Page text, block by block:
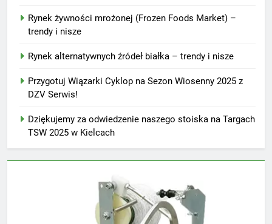
Rynek żywności mrożonej (Frozen Foods Market) –
trendy i nisze
Rynek alternatywnych źródeł białka – trendy i nisze
Przygotuj Wiązarki Cyklop na Sezon Wiosenny 2025 z
DZV Serwis!
Dziękujemy za odwiedzenie naszego stoiska na Targach
TSW 2025 w Kielcach